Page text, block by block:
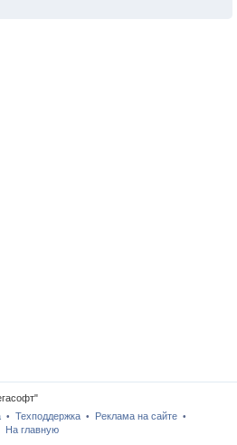
• Техподдержка • Реклама на сайте •
На главную